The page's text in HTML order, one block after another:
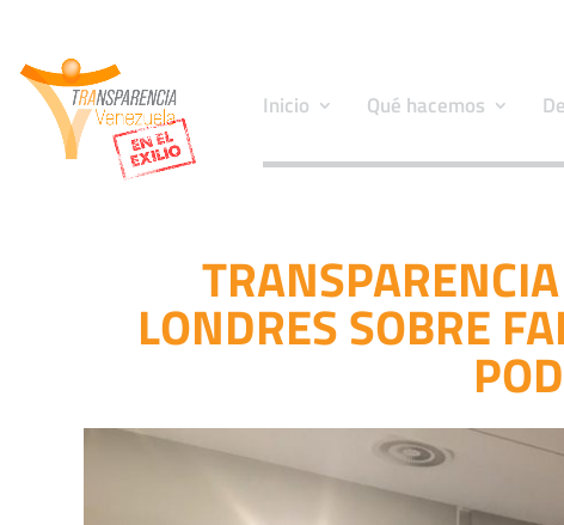
Inicio Qué hacemos
LONDRES SOBRE